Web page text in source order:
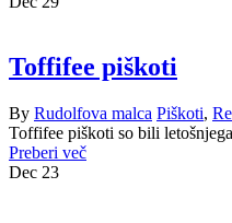
Toffifee piškoti
By Rudolfova malca Piškoti,
Toffifee piškoti so bili
Preberi več
Dec 23